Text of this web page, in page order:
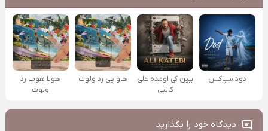
دود سیاکس
ببین کی اومده علی
کاتبی
هاوایی رد ولوت
هولا هوپ رد
ولوت
دیدگاه خود را بگذارید